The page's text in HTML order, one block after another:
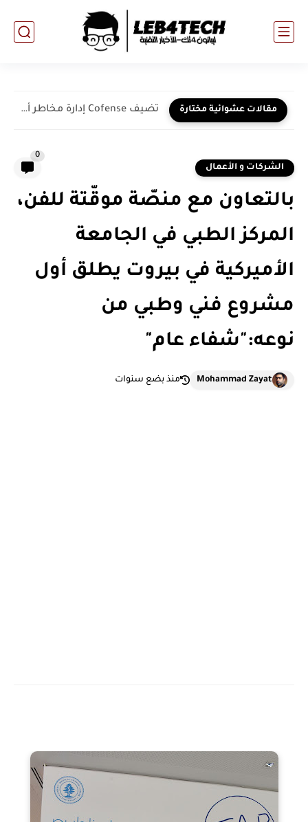
مقالات عشوائية مختارة تضيف Cofense إدارة مخاطر أمان البريد الإلكتروني وتقارير التحقق من...
الشركات و الأعمال
0
بالتعاون مع منصّة موقّتة للفن،
المركز الطبي في الجامعة
الأميركية في بيروت يطلق أول
مشروع فني وطبي من
نوعه:"شفاء عام"
Mohammad Zayat منذ بضع سنوات